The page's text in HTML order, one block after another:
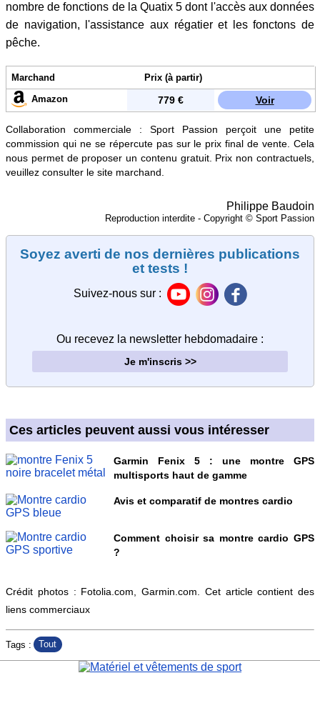
nombre de fonctions de la Quatix 5 dont l'accès aux données
de navigation, l'assistance aux régatier et les fonctons de
pêche.
Marchand Prix (à partir)
Amazon Voir
779 €
Collaboration commerciale : Sport Passion perçoit une petite
commission qui ne se répercute pas sur le prix final de vente. Cela
nous permet de proposer un contenu gratuit. Prix non contractuels,
veuillez consulter le site marchand.
Philippe Baudoin
Reproduction interdite - Copyright © Sport Passion
Soyez averti de nos dernières publications
et tests !
Suivez-nous sur :
Ou recevez la newsletter hebdomadaire :
Je m'inscris >>
Ces articles peuvent aussi vous intéresser
Garmin Fenix 5 : une montre GPS
multisports haut de gamme
Avis et comparatif de montres cardio
Comment choisir sa montre cardio GPS
?
Crédit photos : Fotolia.com, Garmin.com. Cet article contient des
liens commerciaux
Tags : Tout